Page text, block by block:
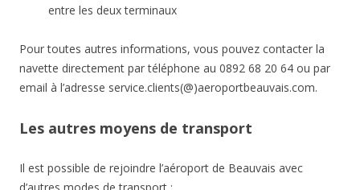
entre les deux terminaux
Pour toutes autres informations, vous pouvez contacter la
navette directement par téléphone au 0892 68 20 64 ou par
email à l’adresse service.clients(@)aeroportbeauvais.com.
Les autres moyens de transport
Il est possible de rejoindre l’aéroport de Beauvais avec